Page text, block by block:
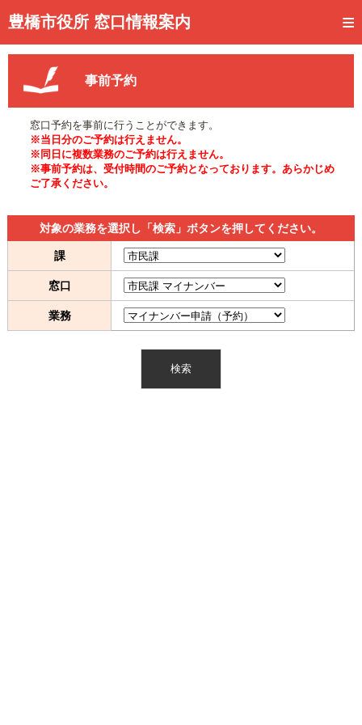
豊橋市役所 窓口情報案内
トップページ
事前予約
予約状況確認
窓口混雑状況
待ち状況確認
交付状況確認
メール通知登録
混雑予想カレンダー
事前予約
窓口予約を事前に行うことができます。
※当日分のご予約は行えません。
※同日に複数業務のご予約は行えません。
※事前予約は、受付時間のご予約となっております。あらかじめ
ご了承ください。
対象の業務を選択し「検索」ボタンを押してください。
課
窓口
業務